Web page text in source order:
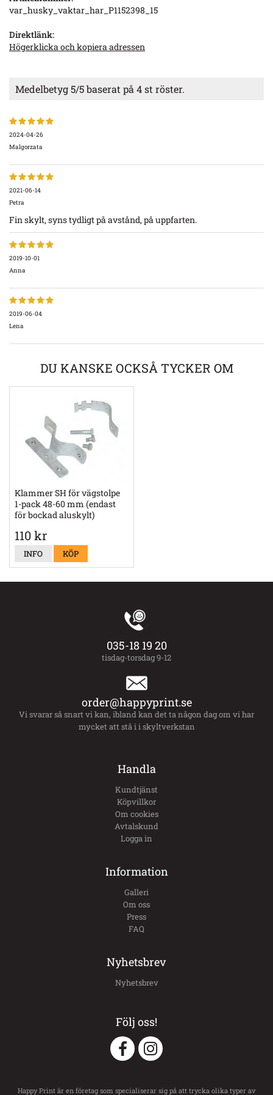
var_husky_vaktar_har_P1152398_15
Direktlänk:
Högerklicka och kopiera adressen
Medelbetyg5/5 baserat på4st röster.
2024-04-26
Malgorzata
2021-06-14
Petra
Fin skylt, syns tydligt på avstånd, på uppfarten.
2019-10-01
Anna
2019-06-04
Lena
DU KANSKE OCKSÅ TYCKER OM
Klammer SH för vägstolpe
1-pack 48-60 mm (endast
för bockad aluskylt)
110 kr
INFO KÖP
035-18 19 20
tisdag-torsdag 9-12
order@happyprint.se
Vi svarar så snart vi kan, ibland kan det ta någon dag om vi har
mycket att stå i i skyltverkstan
Handla
Kundtjänst
Köpvillkor
Om cookies
Avtalskund
Logga in
Information
Galleri
Om oss
Press
FAQ
Nyhetsbrev
Nyhetsbrev
Följ oss!
Happy Print är en företag som specialiserar sig på att trycka olika typer av